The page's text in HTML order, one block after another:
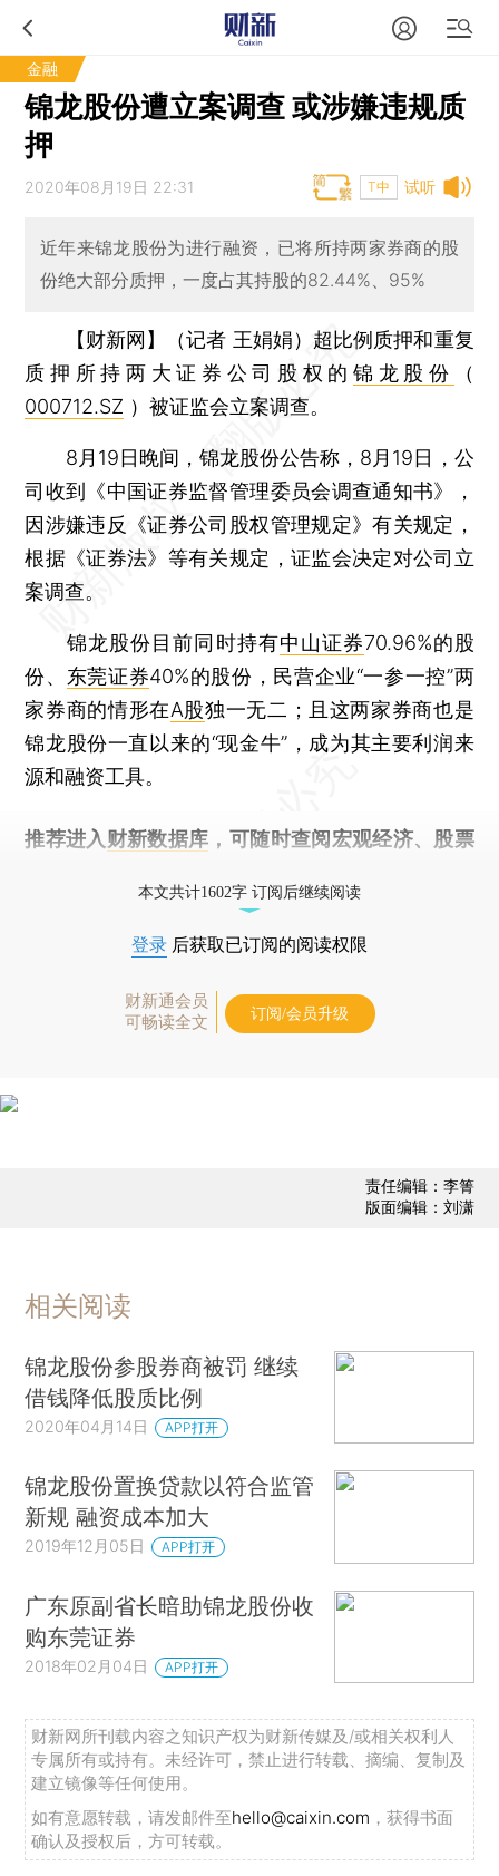
金融
锦龙股份遭立案调查 或涉嫌违规质
押
试听
2020年08月19日 22:31 T中
近年来锦龙股份为进行融资，已将所持两家券商的股
份绝大部分质押，一度占其持股的82.44%、95%
【财新网】（记者 王娟娟） 超比例质押和重复
质押所持两大证券公司股权的 锦龙股份
（
000712.SZ ）被证监会立案调查。
8月19日晚间，锦龙股份公告称，8月19日，公
司收到《中国证券监督管理委员会调查通知书》，
因涉嫌违反《证券公司股权管理规定》有关规定，
根据《证券法》等有关规定，证监会决定对公司立
案调查。
锦龙股份目前同时持有中山证券70.96%的股
份、 东莞证券40%的股份，民营企业“一参一控”两
家券商的情形在A股独一无二；且这两家券商也是
锦龙股份一直以来的“现金牛”，成为其主要利润来
源和融资工具。
推荐进入 财新数据库 ，可随时查阅宏观经济、股票
本文共计1602字 订阅后继续阅读
登录 后获取已订阅的阅读权限
财新通会员
可畅读全文
订阅/会员升级
责任编辑：李箐
版面编辑：刘潇
相关阅读
锦龙股份参股券商被罚 继续
借钱降低股质比例
2020年04月14日 APP打开
锦龙股份置换贷款以符合监管
新规 融资成本加大
2019年12月05日 APP打开
广东原副省长暗助锦龙股份收
购东莞证券
2018年02月04日 APP打开
财新网所刊载内容之知识产权为财新传媒及/或相关权利人
专属所有或持有。未经许可，禁止进行转载、摘编、复制及
建立镜像等任何使用。
如有意愿转载，请发邮件至hello@caixin.com ，获得书面
确认及授权后，方可转载。